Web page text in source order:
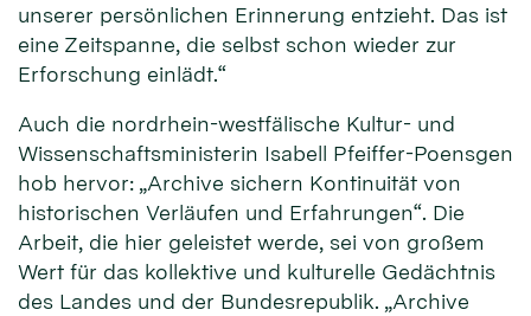
unserer persönlichen Erinnerung entzieht. Das ist
eine Zeitspanne, die selbst schon wieder zur
Erforschung einlädt.“
Auch die nordrhein-westfälische Kultur- und
Wissenschaftsministerin Isabell Pfeiffer-Poensgen
hob hervor: „Archive sichern Kontinuität von
historischen Verläufen und Erfahrungen“. Die
Arbeit, die hier geleistet werde, sei von großem
Wert für das kollektive und kulturelle Gedächtnis
des Landes und der Bundesrepublik. „Archive